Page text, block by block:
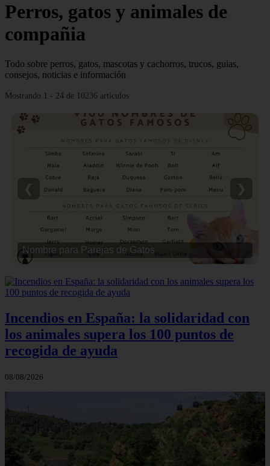
Perros, gatos y animales de
compañia
Todo sobre perros, gatos, mascotas y cachorros, trucos, guias,
consejos, noticias e información
Mostrando 1 - 24 de 10236 artículos
Nombre para Parejas de Gatos
❮ ❯
Incendios en España: la solidaridad con
los animales supera los 100 puntos de
recogida de ayuda
08/08/2026